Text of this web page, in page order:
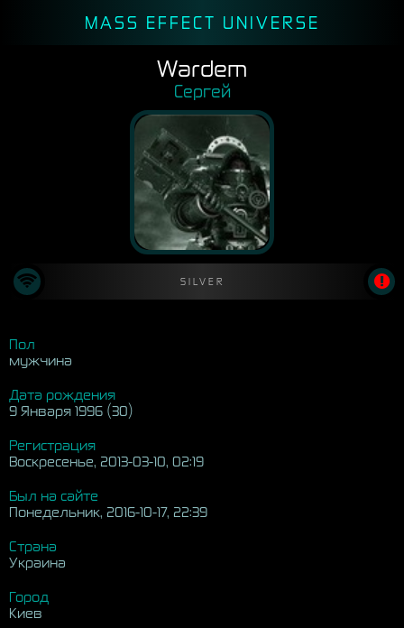
MASS EFFECT UNIVERSE
Wardem
Сергей
SILVER
Пол
мужчина
Дата рождения
9 Января 1996 (30)
Регистрация
Воскресенье, 2013-03-10, 02:19
Был на сайте
Понедельник, 2016-10-17, 22:39
Страна
Украина
Город
Киев